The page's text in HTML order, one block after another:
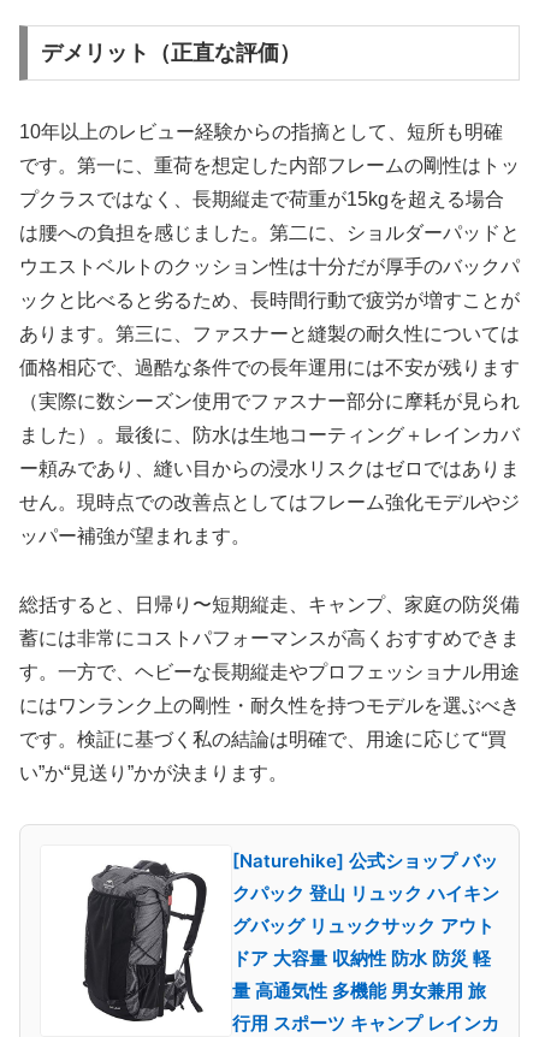
デメリット（正直な評価）
10年以上のレビュー経験からの指摘として、短所も明確
です。第一に、重荷を想定した内部フレームの剛性はトッ
プクラスではなく、長期縦走で荷重が15kgを超える場合
は腰への負担を感じました。第二に、ショルダーパッドと
ウエストベルトのクッション性は十分だが厚手のバックパ
ックと比べると劣るため、長時間行動で疲労が増すことが
あります。第三に、ファスナーと縫製の耐久性については
価格相応で、過酷な条件での長年運用には不安が残ります
（実際に数シーズン使用でファスナー部分に摩耗が見られ
ました）。最後に、防水は生地コーティング＋レインカバ
ー頼みであり、縫い目からの浸水リスクはゼロではありま
せん。現時点での改善点としてはフレーム強化モデルやジ
ッパー補強が望まれます。
総括すると、日帰り〜短期縦走、キャンプ、家庭の防災備
蓄には非常にコストパフォーマンスが高くおすすめできま
す。一方で、ヘビーな長期縦走やプロフェッショナル用途
にはワンランク上の剛性・耐久性を持つモデルを選ぶべき
です。検証に基づく私の結論は明確で、用途に応じて“買
い”か“見送り”かが決まります。
[Naturehike] 公式ショップ バッ
クパック 登山 リュック ハイキン
グバッグ リュックサック アウト
ドア 大容量 収納性 防水 防災 軽
量 高通気性 多機能 男女兼用 旅
行用 スポーツ キャンプ レインカ